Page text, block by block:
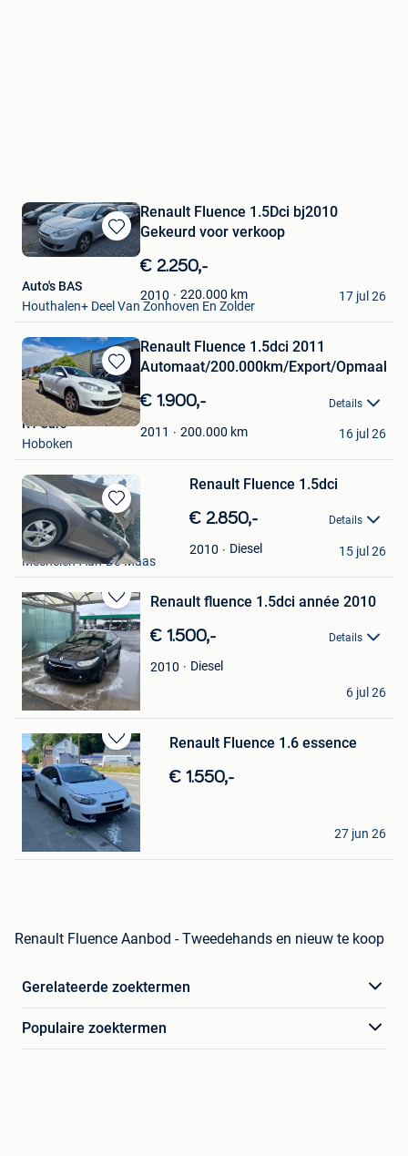
Bewaren
in
Favorieten
Renault Fluence 1.5Dci bj2010
Gekeurd voor verkoop
€ 2.250,-
2010 220.000 km
Auto's BAS
Houthalen+ Deel Van Zonhoven En Zolder
17 jul 26
Bewaren
in
Mijn
Favorieten
Renault Fluence 1.5dci 2011
Automaat/200.000km/Export/Opmaak
€ 1.900,- Details
2011 200.000 km
R1 Cars
Hoboken
16 jul 26
Bewaren
in
Mijn
Favorieten
Renault Fluence 1.5dci
€ 2.850,- Details
2010 Diesel
Twan Twantum
Mechelen-Aan-De-Maas
15 jul 26
Bewaren
in
Mijn
Favorieten
Renault fluence 1.5dci année 2010
€ 1.500,- Details
2010
Diesel
Auto cars
Mouscron
6 jul 26
Bewaren
in
Mijn
Favorieten
Renault Fluence 1.6 essence
€ 1.550,-
J&B Bedachungen
La Louviere
27 jun 26
Renault Fluence Aanbod - Tweedehands en nieuw te koop
Gerelateerde zoektermen
Populaire zoektermen